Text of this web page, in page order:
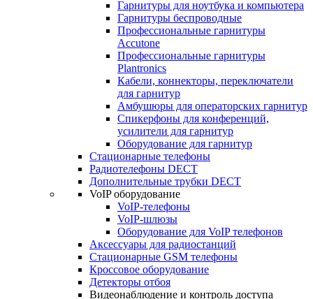
Гарнитуры для ноутбука и компьютера
Гарнитуры беспроводные
Профессиональные гарнитуры
Accutone
Профессиональные гарнитуры
Plantronics
Кабели, коннекторы, переключатели
для гарнитур
Амбушюры для операторских гарнитур
Cпикерфоны для конференций,
усилители для гарнитур
Оборудование для гарнитур
Стационарные телефоны
Радиотелефоны DECT
Дополнительные трубки DECT
VoIP оборудование
VoIP-телефоны
VoIP-шлюзы
Оборудование для VoIP телефонов
Аксессуары для радиостанций
Стационарные GSM телефоны
Кроссовое оборудование
Детекторы отбоя
Видеонаблюдение и контроль доступа